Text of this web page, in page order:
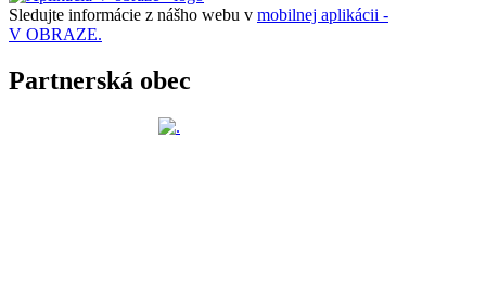
Sledujte informácie z nášho webu v mobilnej aplikácii -
V OBRAZE.
Partnerská obec